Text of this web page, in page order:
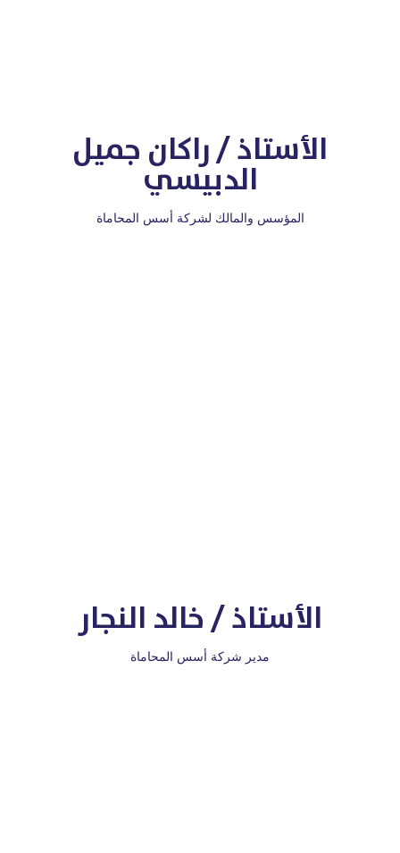
الأستاذ / راكان جميل
الدبيسي
المؤسس والمالك لشركة أسس المحاماة
الأستاذ / خالد النجار
مدير شركة أسس المحاماة